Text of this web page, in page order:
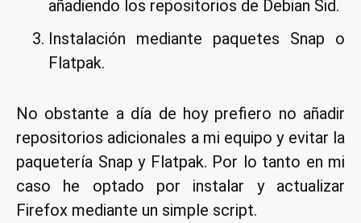
añadiendo los repositorios de Debian Sid.
Instalación mediante paquetes Snap o
Flatpak.
No obstante a día de hoy prefiero no añadir
repositorios adicionales a mi equipo y evitar la
paquetería Snap y Flatpak. Por lo tanto en mi
caso he optado por instalar y actualizar
Firefox mediante un simple script.